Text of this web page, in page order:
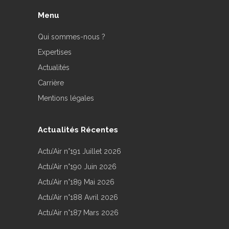
Menu
Qui sommes-nous ?
Expertises
Actualités
Carrière
Mentions légales
Actualités Récentes
Actu’Air n°191 Juillet 2026
Actu’Air n°190 Juin 2026
Actu’Air n°189 Mai 2026
Actu’Air n°188 Avril 2026
Actu’Air n°187 Mars 2026